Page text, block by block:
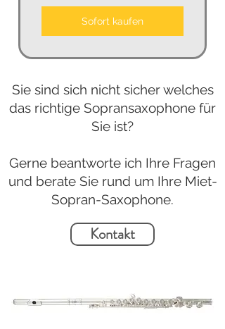
Sofort kaufen
Sie sind sich nicht sicher welches
das richtige Sopransaxophone für
Sie ist?
Gerne beantworte ich Ihre Fragen
und berate Sie rund um Ihre Miet-
Sopran-Saxophone.
Kontakt